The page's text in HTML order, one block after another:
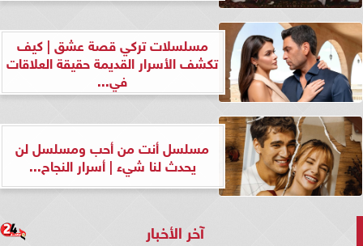
مسلسلات تركي قصة عشق | كيف
تكشف الأسرار القديمة حقيقة العلاقات
في...
مسلسل أنت من أحب ومسلسل لن
يحدث لنا شيء | أسرار النجاح...
آخر الأخبار